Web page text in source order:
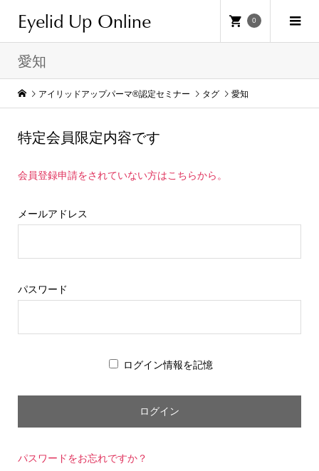
Eyelid Up Online 0
愛知
アイリッドアップパーマ®認定セミナー タグ 愛知
特定会員限定内容です
会員登録申請をされていない方はこちらから。
メールアドレス
パスワード
ログイン情報を記憶
パスワードをお忘れですか？